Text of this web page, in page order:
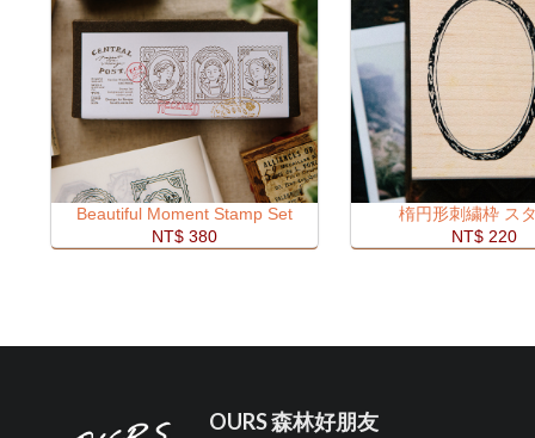
Beautiful Moment Stamp Set
NT$ 380
楕円形刺繍枠 ス
NT$ 220
OURS 森林好朋友